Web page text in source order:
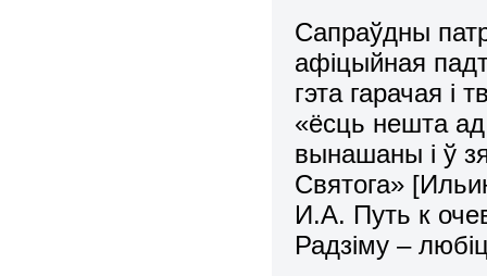
Сапраўдны
афіцыйная
гэта гарачая і
«ёсць нешта
вынашаны і ў
Святога»
И.А. Путь к
Радзіму –